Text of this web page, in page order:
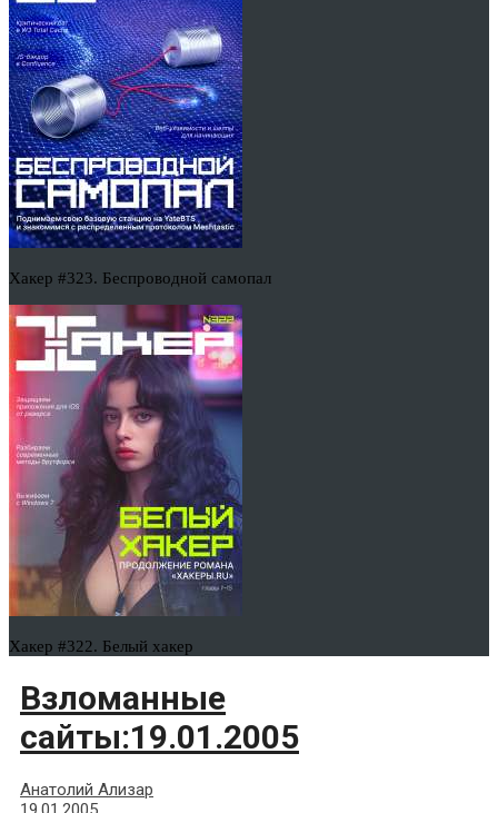
Хакер #323. Беспроводной самопал
Хакер #322. Белый хакер
Взломанные
сайты:19.01.2005
Анатолий Ализар